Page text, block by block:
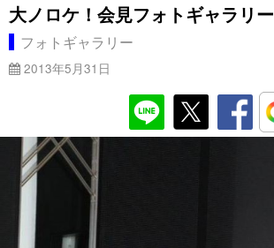
大ノロケ！会見フォトギャラリー
フォトギャラリー
2013年5月31日